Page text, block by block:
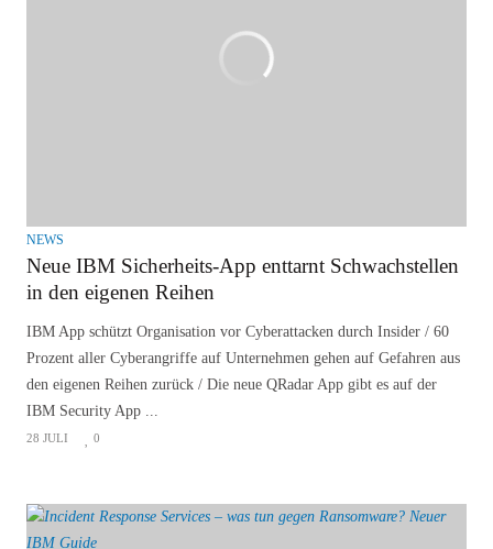
NEWS
Neue IBM Sicherheits-App enttarnt Schwachstellen
in den eigenen Reihen
IBM App schützt Organisation vor Cyberattacken durch Insider / 60
Prozent aller Cyberangriffe auf Unternehmen gehen auf Gefahren aus
den eigenen Reihen zurück / Die neue QRadar App gibt es auf der
IBM Security App ...
28 JULI 0